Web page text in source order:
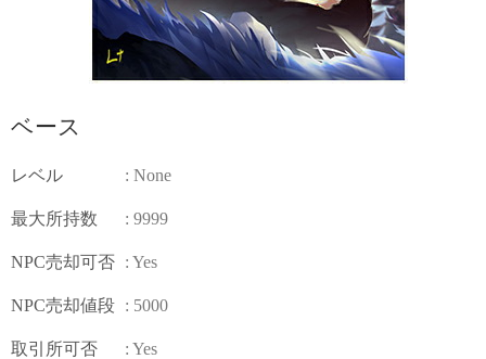
ベース
レベル : None
最大所持数 : 9999
NPC売却可否 : Yes
NPC売却値段 : 5000
取引所可否 : Yes